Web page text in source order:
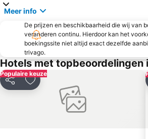
Minnewater
Sint-Michiels
Sea Life
Strand Breskens
Jan
Assebroek
Leopold
Grote Markt
Provinzialdomäne Raversijde
Ostend
Meer info
De prijzen en beschikbaarheid die wij van
veranderen continu. Hierdoor kan het
boekingssite niet altijd exact dezelfde
trivago.
Hotels met topbeoordelingen
Populaire keuze
Delen Toevoegen aan favorieten